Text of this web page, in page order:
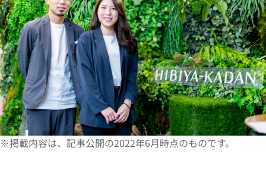
※掲載内容は、記事公開の2022年6月時点のものです。